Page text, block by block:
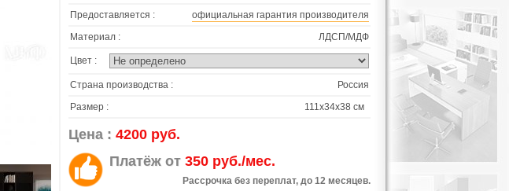
Предоставляется :
официальная гарантия производителя
Материал :
ЛДСП/МДФ
Цвет :
Страна производства :
Россия
Размер :
111х34х38 см
Цена : 4200 руб.
Платёж от 350 руб./мес.
Рассрочка без переплат, до 12 месяцев.